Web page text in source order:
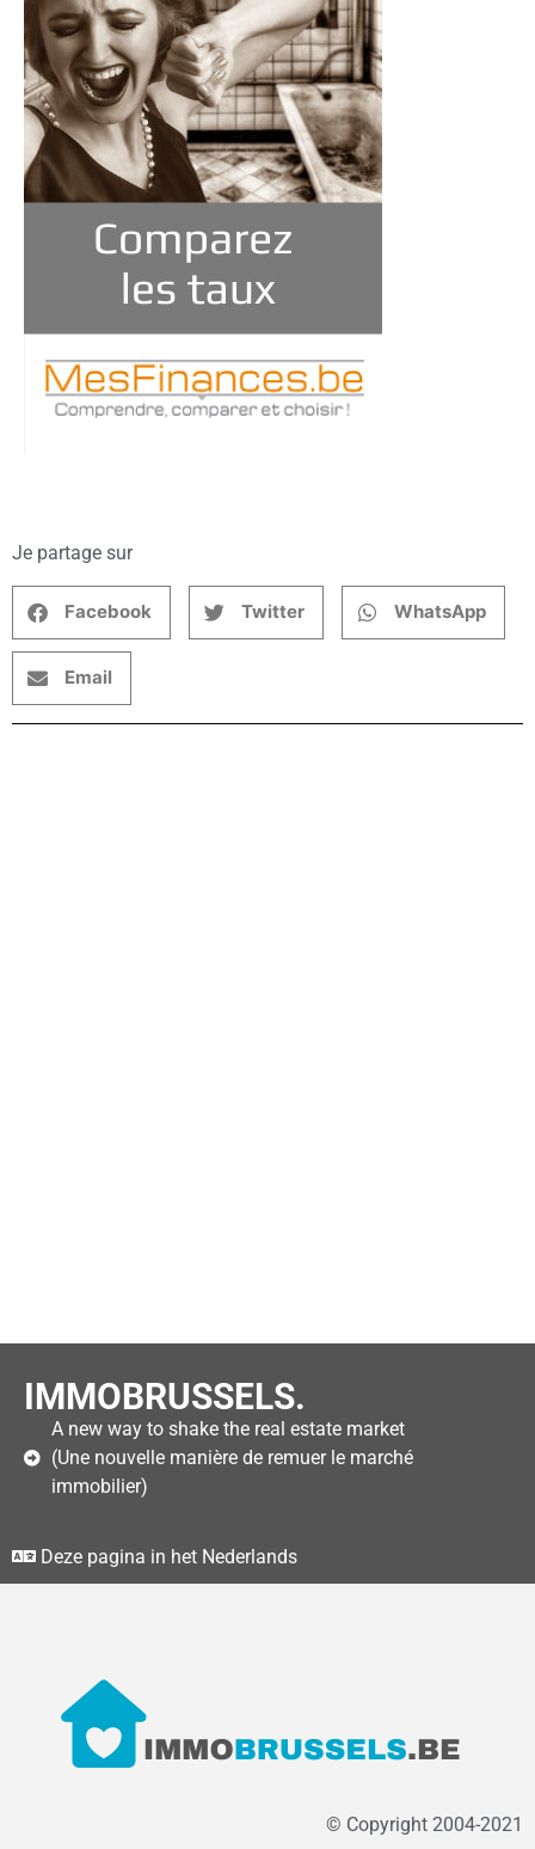
Je partage sur
Facebook Twitter WhatsApp
Email
IMMOBRUSSELS.
A new way to shake the real estate market
(Une nouvelle manière de remuer le marché
immobilier)
Deze pagina in het Nederlands
© Copyright 2004-2021